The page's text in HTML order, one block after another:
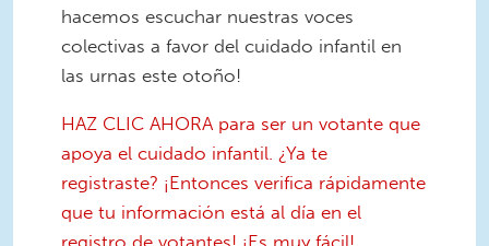
hacemos escuchar nuestras voces
colectivas a favor del cuidado infantil en
las urnas este otoño!
HAZ CLIC AHORA para ser un votante que
apoya el cuidado infantil. ¿Ya te
registraste? ¡Entonces verifica rápidamente
que tu información está al día en el
registro de votantes! ¡Es muy fácil!